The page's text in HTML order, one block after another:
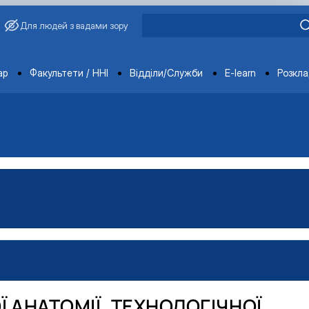
Для людей з вадами зору
Факультети / ННІ Відділи/Служби E-learn